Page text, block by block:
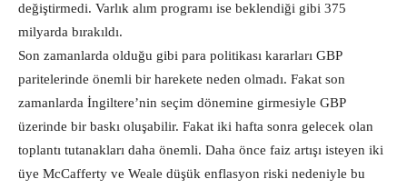
değiştirmedi. Varlık alım programı ise beklendiği gibi 375
milyarda bırakıldı.
Son zamanlarda olduğu gibi para politikası kararları GBP
paritelerinde önemli bir harekete neden olmadı. Fakat son
zamanlarda İngiltere’nin seçim dönemine girmesiyle GBP
üzerinde bir baskı oluşabilir. Fakat iki hafta sonra gelecek olan
toplantı tutanakları daha önemli. Daha önce faiz artışı isteyen iki
üye McCafferty ve Weale düşük enflasyon riski nedeniyle bu